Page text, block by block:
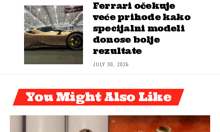
Ferrari očekuje
veće prihode kako
specijalni modeli
donose bolje
rezultate
JULY 30, 2026
You Might Also Like